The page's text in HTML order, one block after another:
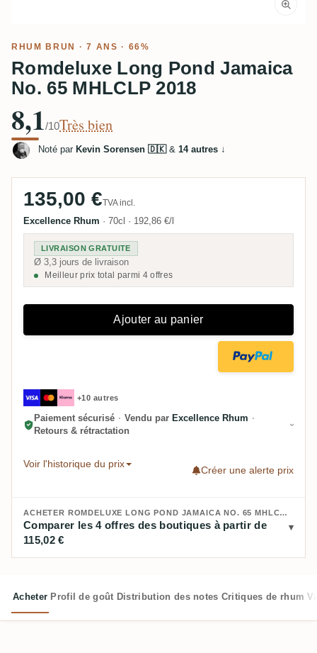
RHUM BRUN · 7 ANS · 66%
Romdeluxe Long Pond Jamaica
No. 65 MHLCLP 2018
8,1/10Très bien
Noté par Kevin Sorensen 🇩🇰& 14 autres ↓
135,00 €TVA incl.
Excellence Rhum · 70cl · 192,86 €/l
LIVRAISON GRATUITE
Ø 3,3 jours de livraison
Meilleur prix total parmi 4 offres
Ajouter au panier
+10 autres
Paiement sécurisé · Vendu par Excellence Rhum ·
Retours & rétractation
Voir l'historique du prix
Créer une alerte prix
ACHETER ROMDELUXE LONG POND JAMAICA NO. 65 MHLCLP 2018 :
Comparer les 4 offres des boutiques à partir de
115,02 €
Acheter Profil de goût Distribution des notes Critiques de rhum